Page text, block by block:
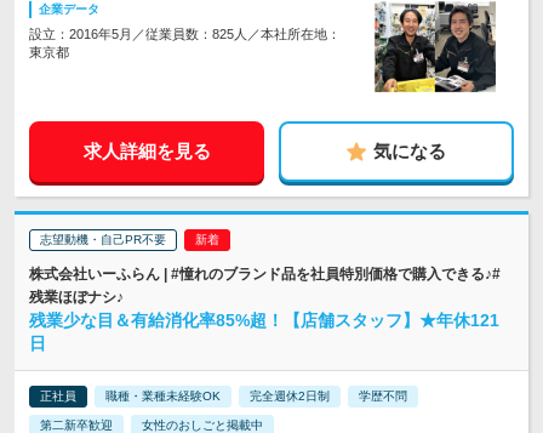
企業データ
設立：2016年5月／従業員数：825人／本社所在地：
東京都
求人詳細を見る 気になる
志望動機・自己PR不要
株式会社いーふらん | #憧れのブランド品を社員特別価格で購入できる♪#
残業ほぼナシ♪
残業少な目＆有給消化率85%超！【店舗スタッフ】★年休121
日
正社員 職種・業種未経験OK 完全週休2日制 学歴不問
第二新卒歓迎 女性のおしごと掲載中